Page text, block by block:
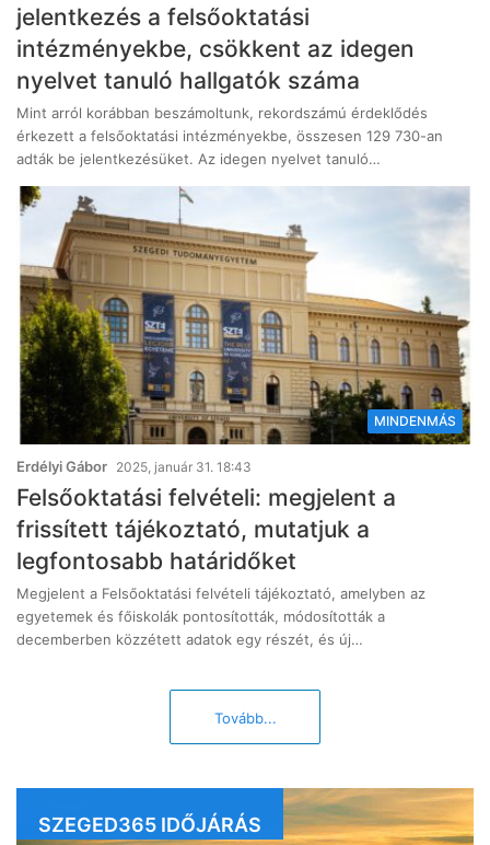
jelentkezés a felsőoktatási
intézményekbe, csökkent az idegen
nyelvet tanuló hallgatók száma
Mint arról korábban beszámoltunk, rekordszámú érdeklődés
érkezett a felsőoktatási intézményekbe, összesen 129 730-an
adták be jelentkezésüket. Az idegen nyelvet tanuló…
MINDENMÁS
Erdélyi Gábor 2025, január 31. 18:43
Felsőoktatási felvételi: megjelent a
frissített tájékoztató, mutatjuk a
legfontosabb határidőket
Megjelent a Felsőoktatási felvételi tájékoztató, amelyben az
egyetemek és főiskolák pontosították, módosították a
decemberben közzétett adatok egy részét, és új…
Tovább...
SZEGED365 IDŐJÁRÁS